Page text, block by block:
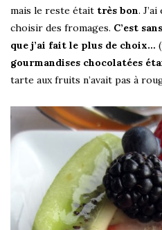
mais le reste était très bon.
choisir des fromages. C’est
que j’ai fait le plus de choix…
gourmandises chocolatées
tarte aux fruits n’avait pas à